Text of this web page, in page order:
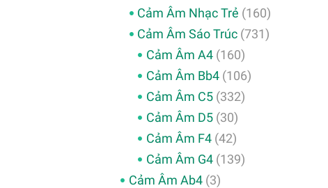
Cảm Âm Nhạc Trẻ (160)
Cảm Âm Sáo Trúc (731)
Cảm Âm A4(160)
Cảm Âm Bb4(106)
Cảm Âm C5(332)
Cảm Âm D5(30)
Cảm Âm F4(42)
Cảm Âm G4(139)
Cảm Âm Ab4(3)